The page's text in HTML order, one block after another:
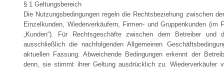
§ 1 Geltungsbereich
Die Nutzungsbedingungen regeln die Rechtsbeziehung zwischen
Einzelkunden, Wiederverkäufern, Firmen- und Gruppenkunden (im
„Kunden“). Für Rechtsgeschäfte zwischen dem Betreiber und
ausschließlich die nachfolgenden Allgemeinen
aktuellen Fassung. Abweichende Bedingungen erkennt der
denn, sie stimmt ihrer Geltung ausdrücklich zu. Wiederverkäufer